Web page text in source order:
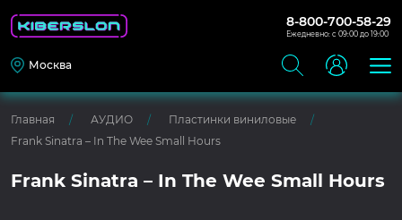
8-800-700-58-29
Ежедневно: с 09:00 до 19:00
Москва
Главная АУДИО
Пластинки виниловые
Frank Sinatra – In The Wee Small Hours
Frank Sinatra – In The Wee Small Hours